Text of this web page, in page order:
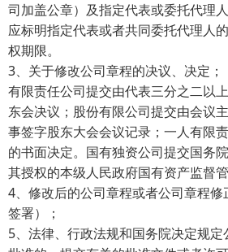
司加盖公章）及指定代表或委托代理
应标明指定代表或者共同委托代理人
权期限。
3、关于修改公司章程的决议、决定；
有限责任公司提交由代表三分之二以
东会决议；股份有限公司提交由会议
事签字股东大会会议记录；一人有限
的书面决定。国有独资公司提交国务
其授权的本级人民政府国有资产监督
4、修改后的公司章程或者公司章程
签署）；
5、法律、行政法规和国务院决定规